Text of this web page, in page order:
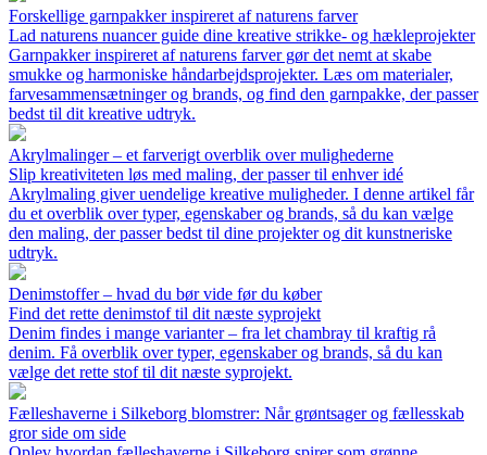
Forskellige garnpakker inspireret af naturens farver
Lad naturens nuancer guide dine kreative strikke- og hækleprojekter
Garnpakker inspireret af naturens farver gør det nemt at skabe
smukke og harmoniske håndarbejdsprojekter. Læs om materialer,
farvesammensætninger og brands, og find den garnpakke, der passer
bedst til dit kreative udtryk.
Akrylmalinger – et farverigt overblik over mulighederne
Slip kreativiteten løs med maling, der passer til enhver idé
Akrylmaling giver uendelige kreative muligheder. I denne artikel får
du et overblik over typer, egenskaber og brands, så du kan vælge
den maling, der passer bedst til dine projekter og dit kunstneriske
udtryk.
Denimstoffer – hvad du bør vide før du køber
Find det rette denimstof til dit næste syprojekt
Denim findes i mange varianter – fra let chambray til kraftig rå
denim. Få overblik over typer, egenskaber og brands, så du kan
vælge det rette stof til dit næste syprojekt.
Fælleshaverne i Silkeborg blomstrer: Når grøntsager og fællesskab
gror side om side